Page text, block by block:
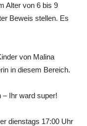
Alter von 6 bis 9
Beweis stellen. Es
von Malina
in diesem Bereich.
– Ihr ward super!
dienstags 17:00 Uhr